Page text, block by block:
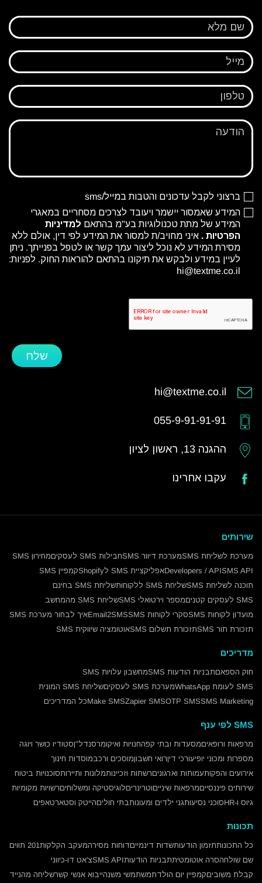
שם מלא
מייל
טלפון
הודעה
ברצוני לקבל עדכונים והטבות במייל/sms
המידע שאמסור יישמר ויעובד לצרכים מסחריים במאגרי
המידע של מתת טכנולוגיות בע"מ בהתאם למדיניות
הפרטיות . איני מחויב/ת למסור את המידע לפי דין, אולם ללא
מסירת המידע לא נוכל ליצור עמך קשר או לטפל בפנייתך. ניתן
לעיין במידע ולבקש את תיקונו בהתאם להוראות החוק. לפניות:
hi@textme.co.il
שלח
hi@textme.co.il
055-9-91-91-91
ההגנה 13, ראשון לציון
עקבו אחרינו
שירותים
מערכת לשליחת SMS מערכת דיוור SMS חבילות SMS לעסקים
מחירון SMS
SMS API
Developers / APIאפליקציית SMS לShopify
קמפיין SMS
תוכנה לשליחת SMS
שליחת SMS ללקוחות
שליחת SMS בחינם
SMS לעסקים קטנים
מספר וירטואלי SMS
שליחת SMS מהמחשב
מועדון לקוחות SMS
סקרי לקוחות SMS Email2SMSאיך לבחור מערכת SMS
תזכורת תור SMS
תזכורת תשלום SMS אוטומציה שיווקית SMS
מדריכים
חוק הספאםתבניות הודעות SMS
מחשבון עלויות SMS
SMS לעומת WhatsApp
מערכת SMS לעסקים
שליחת SMS המונית
SMS Marketing
OTP SMS
Zapier SMS
Make SMSכל המדריכים
SMS לפי ענף
מרפאות ורופאיםמסעדות ובתי קפהחנויות ואיקומרסנדל"ןסטודיו כושר ויוגה
מספרות ומכוני יופיעורכי דיןרואי חשבוןמוסכים ורכבמוסדות חינוך
אירועים והפקותעמותות וארגוניםרשתות וזכיינותמלונות ותיירותסוכנויות ביטוח
שירותים פיננסייםמרפאות שינייםוטרינריםלוגיסטיקה ומשלוחיםרשויות מקומיות
גיוס ו-HR
סוכני נסיעותגני ילדים ומעונותבתי חוליםהייטק וסטארטאפים
תכונות
כל התכונותתזמון הודעותשדות דינמייםדוחות מסירהמעקב הקלקות201 תווים
שם שולחהסרה אוטומטיתתבניות הודעותSMS APIצ'אט דו-כיווני
קבלת משוביםקמפיין יום הולדתמשתמשי משנהייבוא אנשי קשרשליחה מהנייד